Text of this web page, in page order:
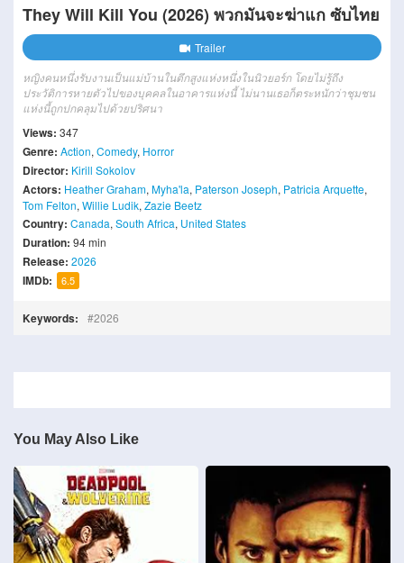
They Will Kill You (2026) พวกมันจะฆ่าแก ซับไทย
Trailer
หญิงคนหนึ่งรับงานเป็นแม่บ้านในตึกสูงแห่งหนึ่งในนิวยอร์ก โดยไม่รู้ถึง
ประวัติการหายตัวไปของบุคคลในอาคารแห่งนี้ ไม่นานเธอก็ตระหนักว่าชุมชน
แห่งนี้ถูกปกคลุมไปด้วยปริศนา
Views: 347
Genre: Action, Comedy, Horror
Director: Kirill Sokolov
Actors: Heather Graham, Myha'la, Paterson Joseph, Patricia Arquette,
Tom Felton, Willie Ludik, Zazie Beetz
Country: Canada, South Africa, United States
Duration: 94 min
Release: 2026
IMDb: 6.5
Keywords: 2026
You May Also Like